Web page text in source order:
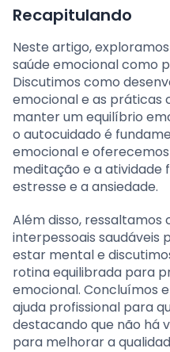
Recapitulando
Neste artigo,
saúde emocional como
Discutimos como
emocional e as práticas
manter um equilíbrio
o autocuidado é
emocional e
meditação e a atividade
estresse e a ansiedade.
Além disso, ressaltamos
interpessoais
estar mental e
rotina equilibrada para
emocional. Concluímos
ajuda profissional para
destacando que não há
para melhorar a